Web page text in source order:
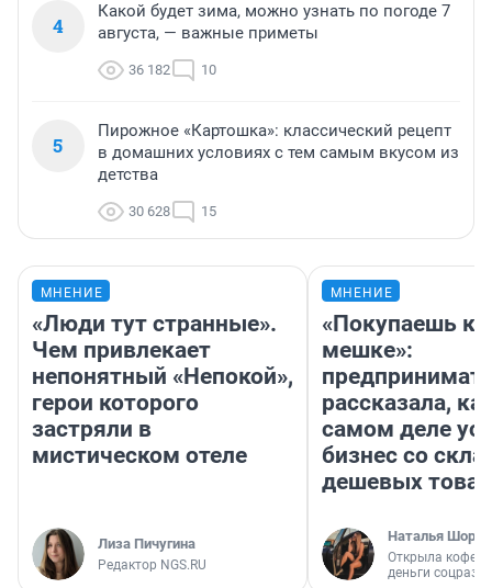
4
Какой будет зима, можно узнать по погоде 7
августа, — важные приметы
36 182 10
5
Пирожное «Картошка»: классический рецепт
в домашних условиях с тем самым вкусом из
детства
30 628 15
МНЕНИЕ
«Люди тут странные».
Чем привлекает
непонятный «Непокой»,
герои которого
застряли в
мистическом отеле
Лиза Пичугина
Редактор NGS.RU
МНЕНИЕ
«Покупаешь
мешке»:
рассказала,
самом деле
бизнес со
дешевых
Наталья
Открыла
деньги